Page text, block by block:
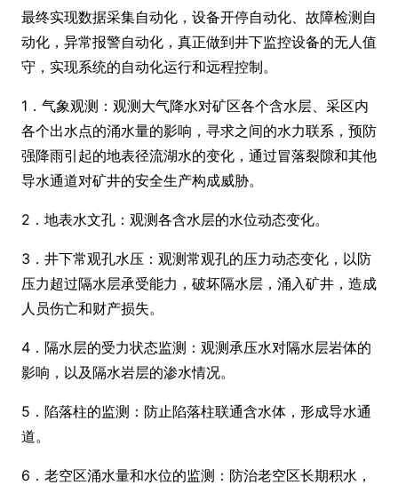
最终实现数据采集自动化，设备开停自动化、故障检测自
动化，异常报警自动化，真正做到井下监控设备的无人值
守，实现系统的自动化运行和远程控制。
1．气象观测：观测大气降水对矿区各个含水层、采区内
各个出水点的涌水量的影响，寻求之间的水力联系，预防
强降雨引起的地表径流湖水的变化，通过冒落裂隙和其他
导水通道对矿井的安全生产构成威胁。
2．地表水文孔：观测各含水层的水位动态变化。
3．井下常观孔水压：观测常观孔的压力动态变化，以防
压力超过隔水层承受能力，破坏隔水层，涌入矿井，造成
人员伤亡和财产损失。
4．隔水层的受力状态监测：观测承压水对隔水层岩体的
影响，以及隔水岩层的渗水情况。
5．陷落柱的监测：防止陷落柱联通含水体，形成导水通
道。
6．老空区涌水量和水位的监测：防治老空区长期积水，